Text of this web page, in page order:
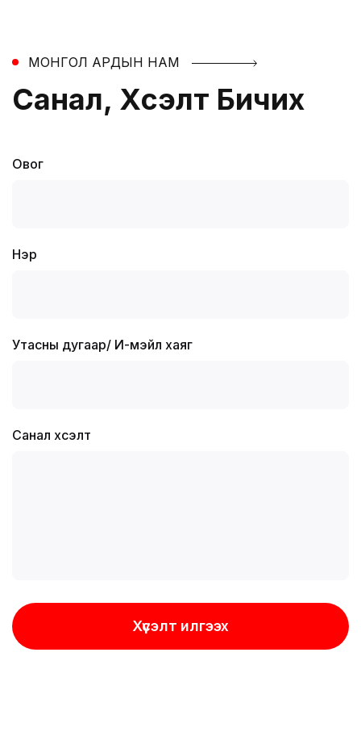
МОНГОЛ АРДЫН НАМ
Санал, Хүсэлт Бичих
Овог
Нэр
Утасны дугаар/ И-мэйл хаяг
Санал хүсэлт
Хүсэлт илгээх